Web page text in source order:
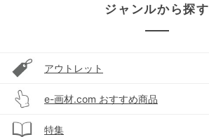
ジャンルから探す
アウトレット
e-画材.com おすすめ商品
特集